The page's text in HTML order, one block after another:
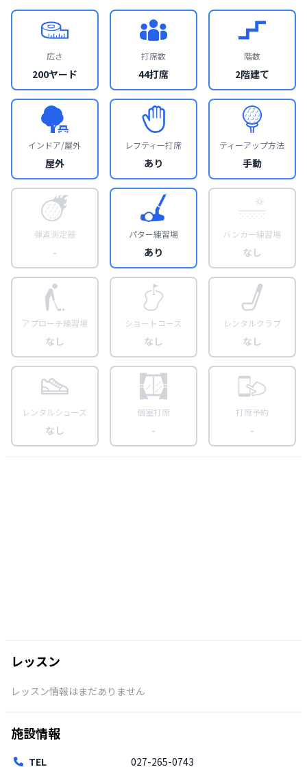
広さ
200ヤード
打席数
44打席
階数
2階建て
インドア/屋外
屋外
レフティー打席
あり
ティーアップ方法
手動
弾道測定器
-
パター練習場
あり
バンカー練習場
なし
アプローチ練習場
なし
ショートコース
なし
レンタルクラブ
なし
レンタルシューズ
なし
個室打席
-
打席予約
-
レッスン
レッスン情報はまだありません
施設情報
TEL 027-265-0743